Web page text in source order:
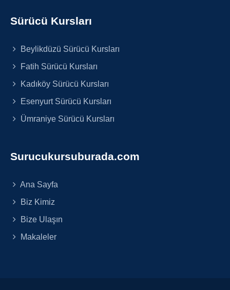
Sürücü Kursları
Beylikdüzü Sürücü Kursları
Fatih Sürücü Kursları
Kadıköy Sürücü Kursları
Esenyurt Sürücü Kursları
Ümraniye Sürücü Kursları
Surucukursuburada.com
Ana Sayfa
Biz Kimiz
Bize Ulaşın
Makaleler